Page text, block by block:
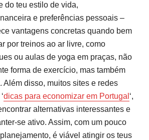
do teu estilo de vida,
e preferências pessoais –
vantagens concretas quando bem
por treinos ao ar livre, como
ou aulas de yoga em praças, não
forma de exercício, mas também
Além disso, muitos sites e redes
dicas para economizar em Portugal ‘,
alternativas interessantes e
se ativo. Assim, com um pouco
é viável atingir os teus